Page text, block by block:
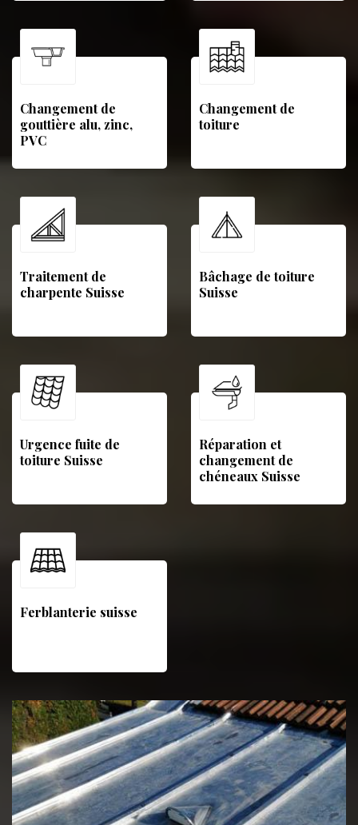
Changement de
gouttière alu, zinc,
PVC
Changement de
toiture
Traitement de
charpente Suisse
Bâchage de toiture
Suisse
Urgence fuite de
toiture Suisse
Réparation et
changement de
chéneaux Suisse
Ferblanterie suisse